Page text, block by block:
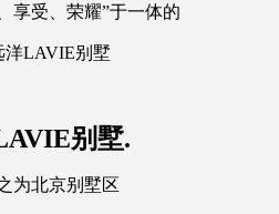
享受、荣耀”于一体的
LAVIE别墅
别墅.
为北京别墅区